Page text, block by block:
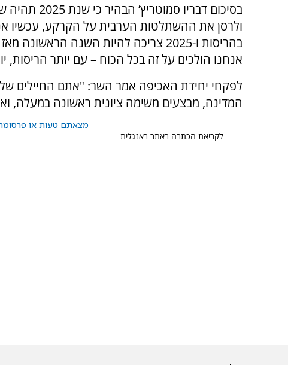
בסיכום
אנחנו הולכים על זה בכל הכוח – עם יותר הריסות,
לפקחי יחידת האכיפה אמר השר: "אתם החיילים
המדינה, מבצעים משימה ציונית ראשונה במעלה,
מצאתם טעות או פרסומת
לקריאת הכתבה באתר באנגלית